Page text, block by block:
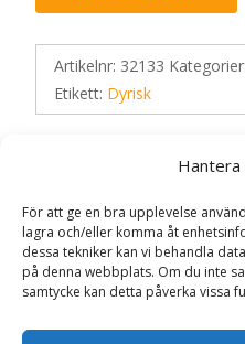
Hantera
För att ge en bra upplevelse
lagra och/eller komma åt
dessa tekniker kan vi behandla
på denna webbplats. Om du inte
samtycke kan detta påverka vissa
Artikelnr: 32133 Kategorier:
Etikett: Dyrisk
Recensioner (0)
Recensioner